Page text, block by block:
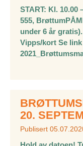
START: Kl. 10.00
555,
under 6 år
Vipps/kort Se
20.
Publisert